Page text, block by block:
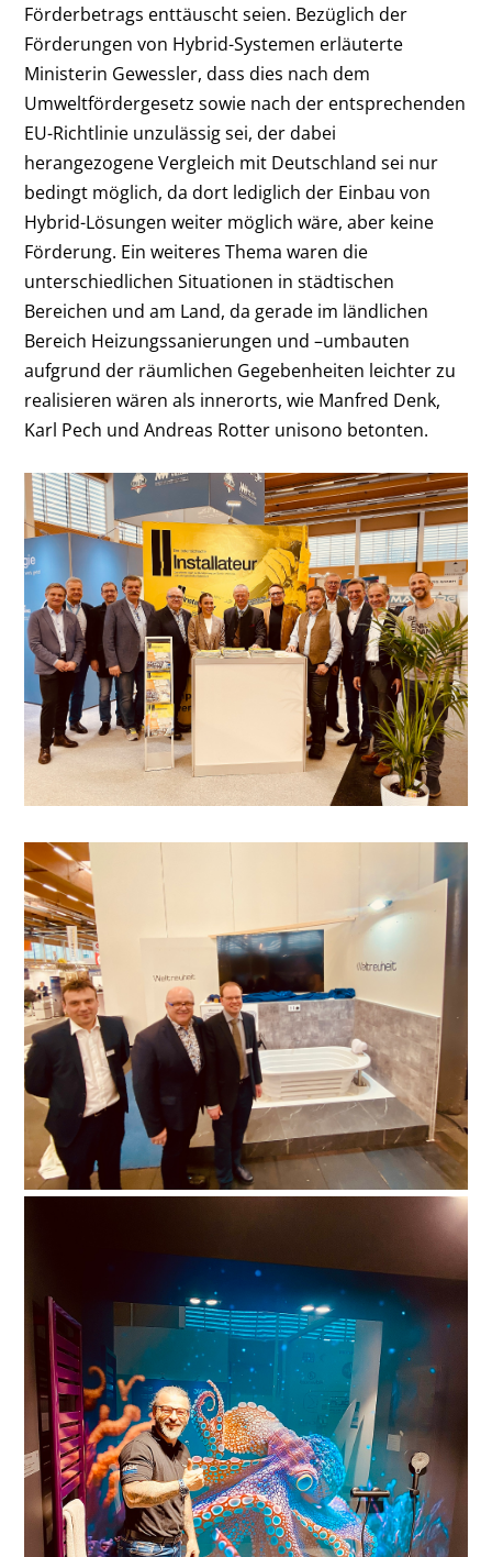
Förderbetrags enttäuscht seien. Bezüglich der
Förderungen von Hybrid-Systemen erläuterte
Ministerin Gewessler, dass dies nach dem
Umweltfördergesetz sowie nach der entsprechenden
EU-Richtlinie unzulässig sei, der dabei
herangezogene Vergleich mit Deutschland sei nur
bedingt möglich, da dort lediglich der Einbau von
Hybrid-Lösungen weiter möglich wäre, aber keine
Förderung. Ein weiteres Thema waren die
unterschiedlichen Situationen in städtischen
Bereichen und am Land, da gerade im ländlichen
Bereich Heizungssanierungen und –umbauten
aufgrund der räumlichen Gegebenheiten leichter zu
realisieren wären als innerorts, wie Manfred Denk,
Karl Pech und Andreas Rotter unisono betonten.